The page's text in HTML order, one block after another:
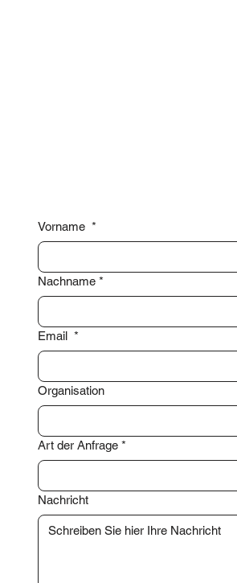
Vorname *
Nachname *
Email *
Organisation
Art der Anfrage *
Nachricht